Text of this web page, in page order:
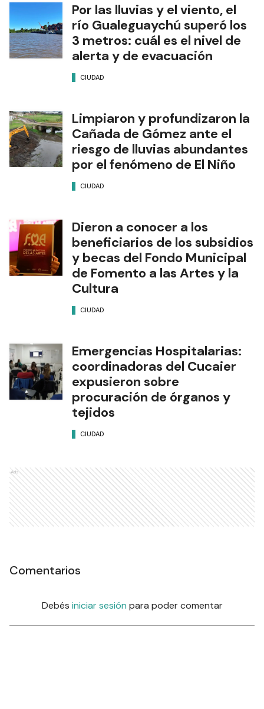
Por las lluvias y el viento, el
río Gualeguaychú superó los
3 metros: cuál es el nivel de
alerta y de evacuación
CIUDAD
Limpiaron y profundizaron la
Cañada de Gómez ante el
riesgo de lluvias abundantes
por el fenómeno de El Niño
CIUDAD
Dieron a conocer a los
beneficiarios de los subsidios
y becas del Fondo Municipal
de Fomento a las Artes y la
Cultura
CIUDAD
Emergencias Hospitalarias:
coordinadoras del Cucaier
expusieron sobre
procuración de órganos y
tejidos
CIUDAD
Ads
Comentarios
Debés iniciar sesión para poder comentar